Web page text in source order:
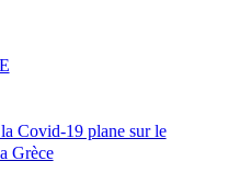
Covid-19 plane sur le
Grèce